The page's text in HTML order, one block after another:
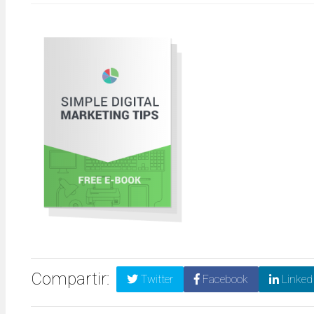
Compartir: Twitter Facebook